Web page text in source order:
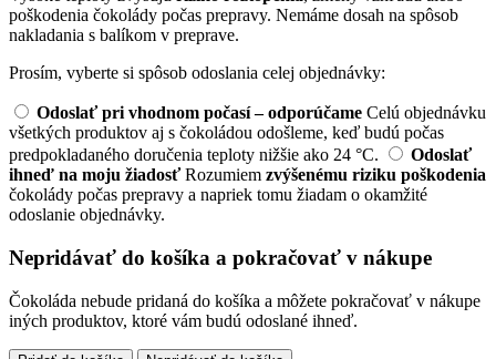
poškodenia čokolády počas prepravy. Nemáme dosah na spôsob
nakladania s balíkom v preprave.
Prosím, vyberte si spôsob odoslania celej objednávky:
Odoslať pri vhodnom počasí – odporúčame Celú objednávku
všetkých produktov aj s čokoládou odošleme, keď budú počas
predpokladaného doručenia teploty nižšie ako 24 °C.
Odoslať
ihneď na moju žiadosť Rozumiem zvýšenému riziku poškodenia
čokolády počas prepravy a napriek tomu žiadam o okamžité
odoslanie objednávky.
Nepridávať do košíka a pokračovať v nákupe
Čokoláda nebude pridaná do košíka a môžete pokračovať v nákupe
iných produktov, ktoré vám budú odoslané ihneď.